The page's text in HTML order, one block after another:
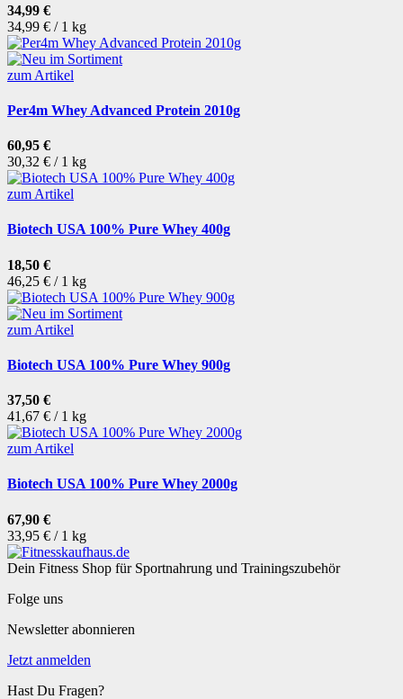
34,99 €
34,99 € / 1 kg
zum Artikel
Per4m Whey Advanced Protein 2010g
60,95 €
30,32 € / 1 kg
zum Artikel
Biotech USA 100% Pure Whey 400g
18,50 €
46,25 € / 1 kg
zum Artikel
Biotech USA 100% Pure Whey 900g
37,50 €
41,67 € / 1 kg
zum Artikel
Biotech USA 100% Pure Whey 2000g
67,90 €
33,95 € / 1 kg
Dein Fitness Shop für Sportnahrung und Trainingszubehör
Folge uns
Newsletter abonnieren
Jetzt anmelden
Hast Du Fragen?